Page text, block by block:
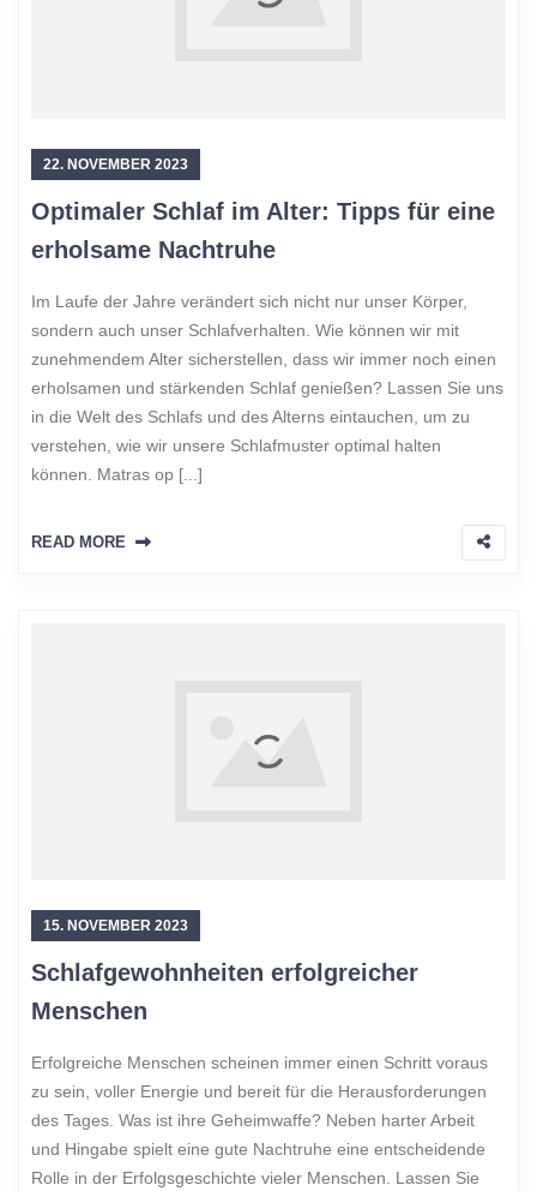
22. NOVEMBER 2023
Optimaler Schlaf im Alter: Tipps für eine
erholsame Nachtruhe
Im Laufe der Jahre verändert sich nicht nur unser Körper,
sondern auch unser Schlafverhalten. Wie können wir mit
zunehmendem Alter sicherstellen, dass wir immer noch einen
erholsamen und stärkenden Schlaf genießen? Lassen Sie uns
in die Welt des Schlafs und des Alterns eintauchen, um zu
verstehen, wie wir unsere Schlafmuster optimal halten
können. Matras op [...]
READ MORE
15. NOVEMBER 2023
Schlafgewohnheiten erfolgreicher
Menschen
Erfolgreiche Menschen scheinen immer einen Schritt voraus
zu sein, voller Energie und bereit für die Herausforderungen
des Tages. Was ist ihre Geheimwaffe? Neben harter Arbeit
und Hingabe spielt eine gute Nachtruhe eine entscheidende
Rolle in der Erfolgsgeschichte vieler Menschen. Lassen Sie